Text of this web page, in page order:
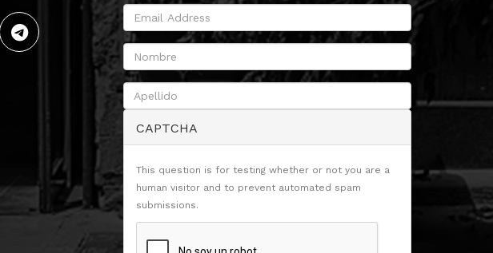
CAPTCHA
This question is for testing whether or not you are a
human visitor and to prevent automated spam
submissions.